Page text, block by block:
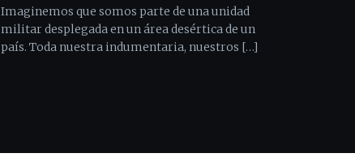
y
espectáculos
4
Imaginemos que somos parte de una unidad
militar desplegada en un área desértica de un
país. Toda nuestra indumentaria, nuestros […]